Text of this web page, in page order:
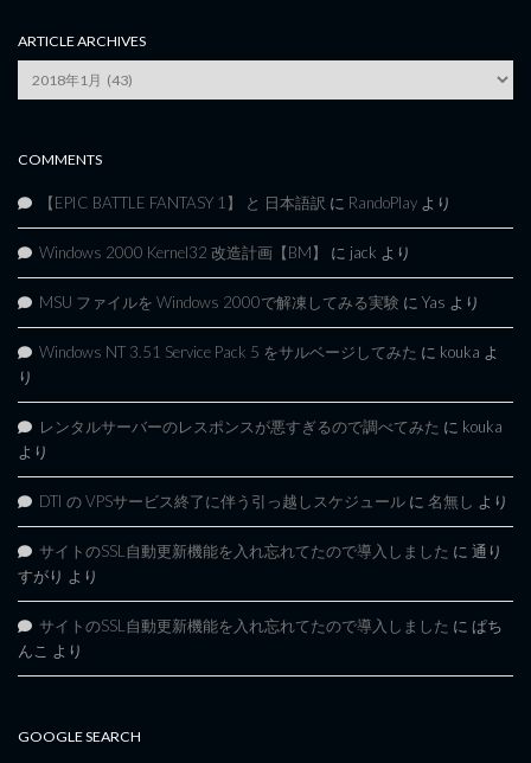
ARTICLE ARCHIVES
Archives
COMMENTS
【EPIC BATTLE FANTASY 1】 と 日本語訳 に RandoPlay より
Windows 2000 Kernel32 改造計画【BM】 に jack より
MSU ファイルを Windows 2000で解凍してみる実験 に Yas より
Windows NT 3.51 Service Pack 5 をサルベージしてみた に kouka よ
り
レンタルサーバーのレスポンスが悪すぎるので調べてみた に kouka
より
DTI の VPSサービス終了に伴う引っ越しスケジュール に 名無し より
サイトのSSL自動更新機能を入れ忘れてたので導入しました に 通り
すがり より
サイトのSSL自動更新機能を入れ忘れてたので導入しました に ぱち
んこ より
GOOGLE SEARCH